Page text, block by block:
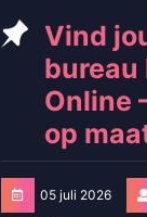
Vind
bureau
Online
op
05 juli 2026